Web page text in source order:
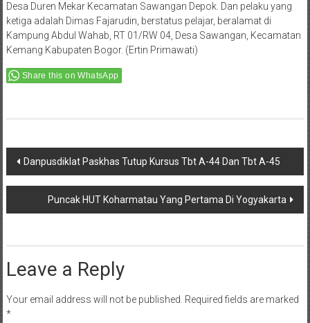
Desa Duren Mekar Kecamatan Sawangan Depok. Dan pelaku yang
ketiga adalah Dimas Fajarudin, berstatus pelajar, beralamat di
Kampung Abdul Wahab, RT 01/RW 04, Desa Sawangan, Kecamatan
Kemang Kabupaten Bogor. (Ertin Primawati)
Share this on WhatsApp
Post
navigation
Danpusdiklat Paskhas Tutup Kursus Tbt A-44 Dan Tbt A-45
Puncak HUT Koharmatau Yang Pertama Di Yogyakarta
Leave a Reply
Your email address will not be published. Required fields are marked
*